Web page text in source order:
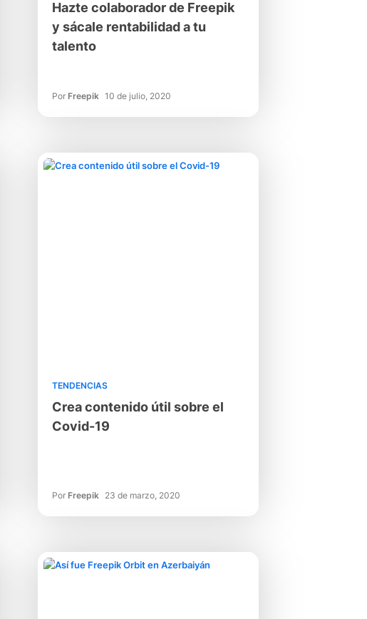
Hazte colaborador de Freepik
y sácale rentabilidad a tu
talento
Por Freepik 10 de julio, 2020
TENDENCIAS
Crea contenido útil sobre el
Covid-19
Por Freepik 23 de marzo, 2020